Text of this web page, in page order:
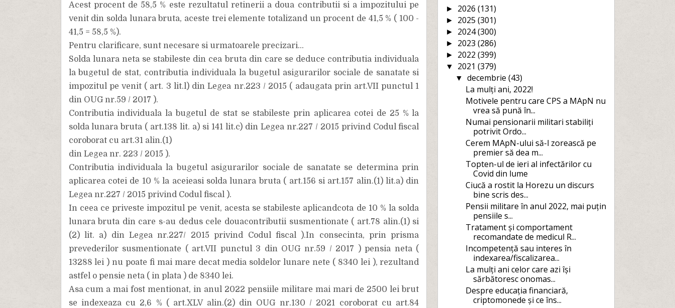
Acest procent de 58,5 % este rezultatul retinerii a doua contributii si a impozitului pe
venit din solda lunara bruta, aceste trei elemente totalizand un procent de 41,5 % ( 100 -
41,5 = 58,5 %).
Pentru clarificare, sunt necesare si urmatoarele precizari...
Solda lunara neta se stabileste din cea bruta din care se deduce contributia individuala
la bugetul de stat, contributia individuala la bugetul asigurarilor sociale de sanatate si
impozitul pe venit ( art. 3 lit.l) din Legea nr.223 / 2015 ( adaugata prin art.VII punctul 1
din OUG nr.59 / 2017 ).
Contributia individuala la bugetul de stat se stabileste prin aplicarea cotei de 25 % la
solda lunara bruta ( art.138 lit. a) si 141 lit.c) din Legea nr.227 / 2015 privind Codul fiscal
coroborat cu art.31 alin.(1)
din Legea nr. 223 / 2015 ).
Contributia individuala la bugetul asigurarilor sociale de sanatate se determina prin
aplicarea cotei de 10 % la aceieasi solda lunara bruta ( art.156 si art.157 alin.(1) lit.a) din
Legea nr.227 / 2015 privind Codul fiscal ).
In ceea ce priveste impozitul pe venit, acesta se stabileste aplicandcota de 10 % la solda
lunara bruta din care s-au dedus cele douacontributii susmentionate ( art.78 alin.(1) si
(2) lit. a) din Legea nr.227/ 2015 privind Codul fiscal ).In consecinta, prin prisma
prevederilor susmentionate ( art.VII punctul 3 din OUG nr.59 / 2017 ) pensia neta (
13288 lei ) nu poate fi mai mare decat media soldelor lunare nete ( 8340 lei ), rezultand
astfel o pensie neta ( in plata ) de 8340 lei.
Asa cum a mai fost mentionat, in anul 2022 pensiile militare mai mari de 2500 lei brut
se indexeaza cu 2,6 % ( art.XLV alin.(2) din OUG nr.130 / 2021 coroborat cu art.84
► 2026 (131)
► 2025 (301)
► 2024(300)
► 2023 (286)
► 2022 (399)
▼ 2021 (379)
▼ decembrie (43)
La mulți ani, 2022!
Motivele pentru care CPS a MApN nu
vrea să pună în...
Numai pensionarii militari stabiliți
potrivit Ordo...
Cerem MApN-ului să-l zorească pe
premier să dea m...
Topten-ul de ieri al infectărilor cu
Covid din lume
Ciucă a rostit la Horezu un discurs
bine scris des...
Pensii militare în anul 2022, mai puțin
pensiile s...
Tratament și comportament
recomandate de medicul R...
Incompetență sau interes în
indexarea/fiscalizarea...
La mulți ani celor care azi își
sărbătoresc onomas...
Despre educația financiară,
criptomonede și ce îns...